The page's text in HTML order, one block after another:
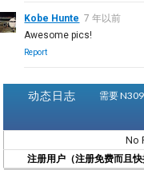
Kobe Hunte 7 年以前
Awesome pics!
Report
动态日志 需要
No
注册用户（注册免费而且